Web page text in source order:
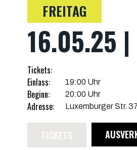
FREITAG
16.05.25
Tickets:
Einlass:
19:00 Uhr
Beginn: 20:00 Uhr
Adresse: Luxemburger Str.
TICKETS